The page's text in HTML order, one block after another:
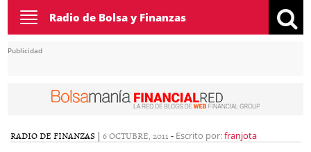
Toggle
navigation
Radio de Bolsa y Finanzas
Publicidad
RADIO DE FINANZAS | 6 OCTUBRE, 2011 - Escrito por:franjota